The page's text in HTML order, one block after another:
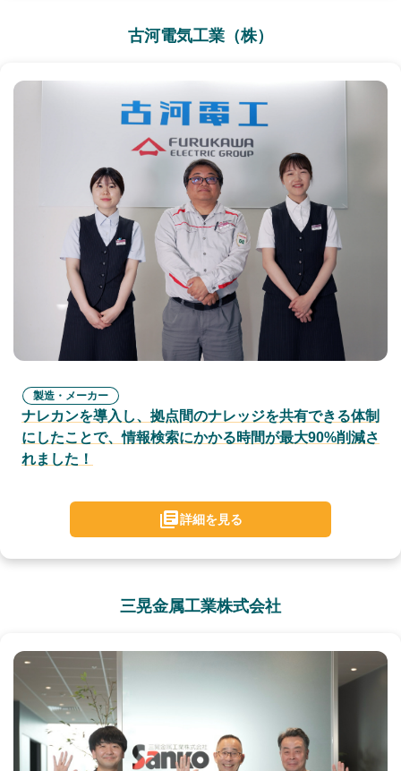
古河電気工業（株）
製造・メーカー
ナレカンを導入し、拠点間のナレッジを共有できる体制
にしたことで、情報検索にかかる時間が最大90%削減さ
れました！
詳細を見る
三晃金属工業株式会社